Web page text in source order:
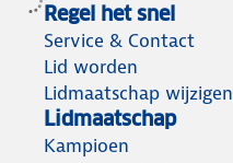
Regel het snel
Service & Contact
Lid worden
Lidmaatschap wijzigen
Lidmaatschap
Kampioen